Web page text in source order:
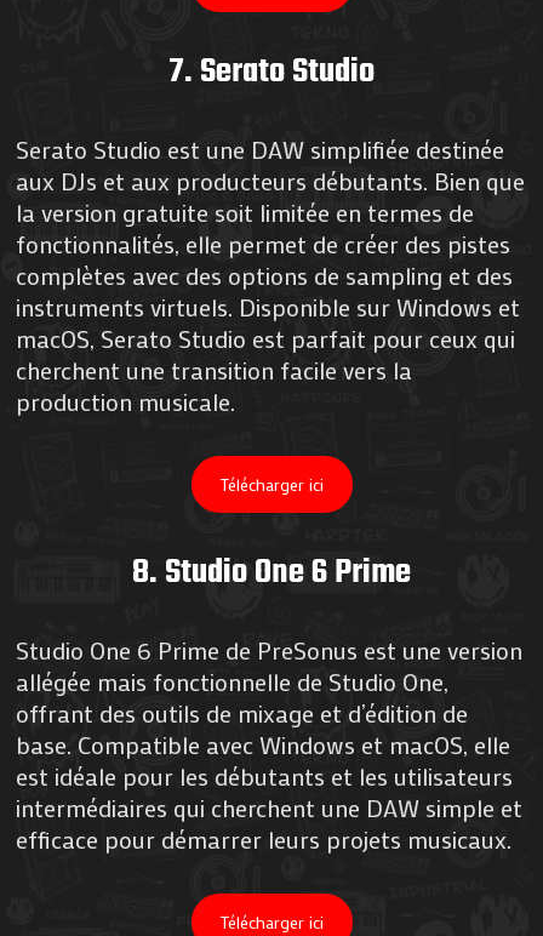
7.Serato Studio
Serato Studio est une DAW simplifiée destinée
aux DJs et aux producteurs débutants. Bien que
la version gratuite soit limitée en termes de
fonctionnalités, elle permet de créer des pistes
complètes avec des options de sampling et des
instruments virtuels. Disponible sur Windows et
macOS, Serato Studio est parfait pour ceux qui
cherchent une transition facile vers la
production musicale​​.
Télécharger ici
8.Studio One 6 Prime
Studio One 6 Prime de PreSonus est une version
allégée mais fonctionnelle de Studio One,
offrant des outils de mixage et d’édition de
base. Compatible avec Windows et macOS, elle
est idéale pour les débutants et les utilisateurs
intermédiaires qui cherchent une DAW simple et
efficace pour démarrer leurs projets musicaux​​.
Télécharger ici